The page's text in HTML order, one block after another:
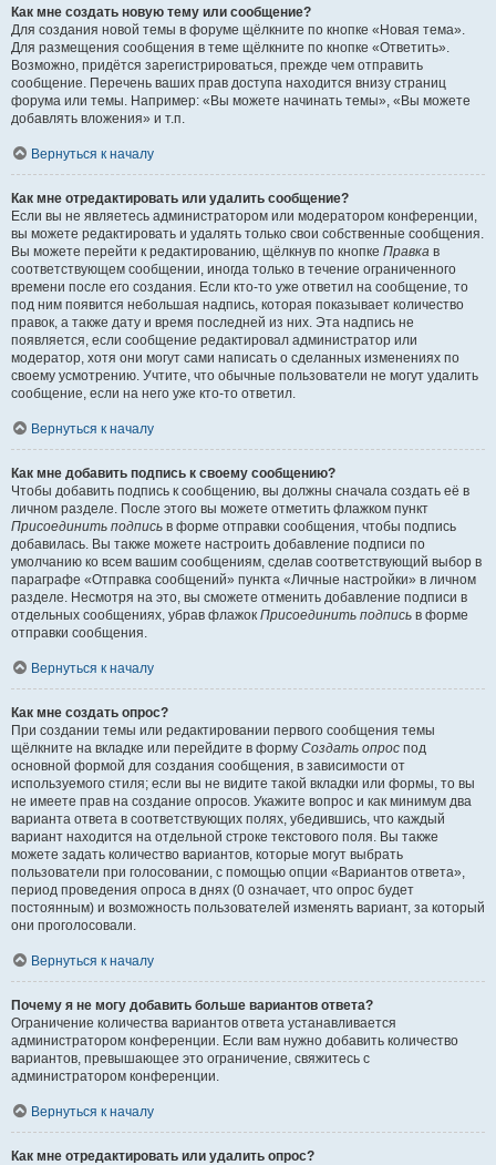
Как мне создать новую тему или сообщение?
Для создания новой темы в форуме щёлкните по кнопке «Новая тема».
Для размещения сообщения в теме щёлкните по кнопке «Ответить».
Возможно, придётся зарегистрироваться, прежде чем отправить
сообщение. Перечень ваших прав доступа находится внизу страниц
форума или темы. Например: «Вы можете начинать темы», «Вы можете
добавлять вложения» и т.п.
Вернуться к началу
Как мне отредактировать или удалить сообщение?
Если вы не являетесь администратором или модератором конференции,
вы можете редактировать и удалять только свои собственные сообщения.
Вы можете перейти к редактированию, щёлкнув по кнопке Правка в
соответствующем сообщении, иногда только в течение ограниченного
времени после его создания. Если кто-то уже ответил на сообщение, то
под ним появится небольшая надпись, которая показывает количество
правок, а также дату и время последней из них. Эта надпись не
появляется, если сообщение редактировал администратор или
модератор, хотя они могут сами написать о сделанных изменениях по
своему усмотрению. Учтите, что обычные пользователи не могут удалить
сообщение, если на него уже кто-то ответил.
Вернуться к началу
Как мне добавить подпись к своему сообщению?
Чтобы добавить подпись к сообщению, вы должны сначала создать её в
личном разделе. После этого вы можете отметить флажком пункт
Присоединить подпись в форме отправки сообщения, чтобы подпись
добавилась. Вы также можете настроить добавление подписи по
умолчанию ко всем вашим сообщениям, сделав соответствующий выбор в
параграфе «Отправка сообщений» пункта «Личные настройки» в личном
разделе. Несмотря на это, вы сможете отменить добавление подписи в
отдельных сообщениях, убрав флажок Присоединить подпись в форме
отправки сообщения.
Вернуться к началу
Как мне создать опрос?
При создании темы или редактировании первого сообщения темы
щёлкните на вкладке или перейдите в форму Создать опрос под
основной формой для создания сообщения, в зависимости от
используемого стиля; если вы не видите такой вкладки или формы, то вы
не имеете прав на создание опросов. Укажите вопрос и как минимум два
варианта ответа в соответствующих полях, убедившись, что каждый
вариант находится на отдельной строке текстового поля. Вы также
можете задать количество вариантов, которые могут выбрать
пользователи при голосовании, с помощью опции «Вариантов ответа»,
период проведения опроса в днях (0 означает, что опрос будет
постоянным) и возможность пользователей изменять вариант, за который
они проголосовали.
Вернуться к началу
Почему я не могу добавить больше вариантов ответа?
Ограничение количества вариантов ответа устанавливается
администратором конференции. Если вам нужно добавить количество
вариантов, превышающее это ограничение, свяжитесь с
администратором конференции.
Вернуться к началу
Как мне отредактировать или удалить опрос?